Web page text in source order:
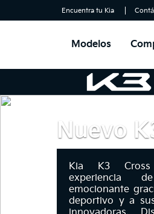
Encuentra tu Kia
Modelos